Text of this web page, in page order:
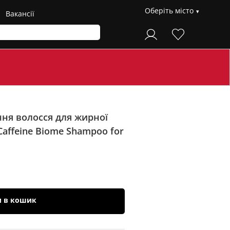
Вакансії Оберіть місто
волосся для жирної
Biome Shampoo for
в кошик